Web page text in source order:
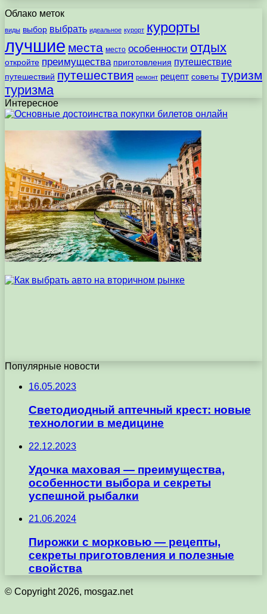
Облако меток
виды выбор выбрать идеальное курорт курорты
лучшие места место особенности отдых
откройте преимущества приготовления путешествие
путешествий путешествия ремонт рецепт советы туризм
туризма
Интересное
Популярные новости
16.05.2023
Светодиодный аптечный крест: новые
технологии в медицине
22.12.2023
Удочка маховая — преимущества,
особенности выбора и секреты
успешной рыбалки
21.06.2024
Пирожки с морковью — рецепты,
секреты приготовления и полезные
свойства
© Copyright 2026, mosgaz.net